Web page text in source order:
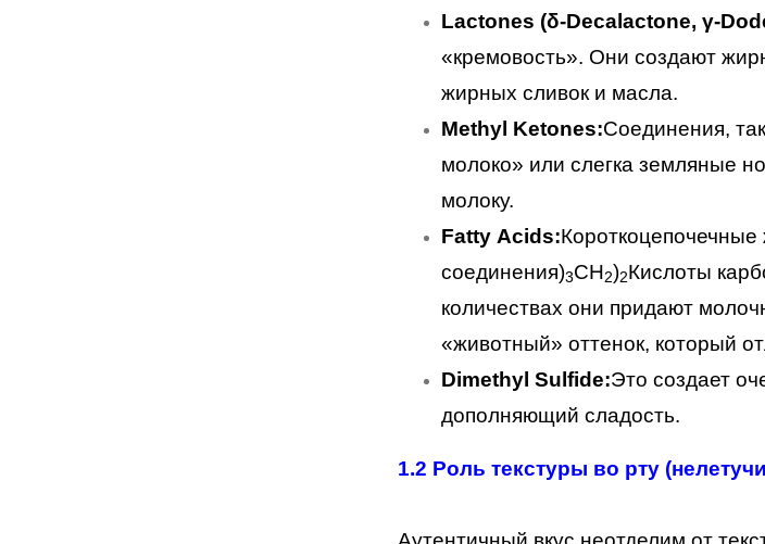
Lactones (δ-Decalactone, γ-
«кремовость». Они создают
жирных сливок и масла.
Methyl Ketones:Соединения,
молоко» или слегка земляные
молоку.
Fatty Acids:Короткоцепочечные
соединения)3CH2)2Кислоты
количествах они придают
«животный» оттенок, который
Dimethyl Sulfide:Это создает
дополняющий сладость.
1.2 Роль текстуры во рту